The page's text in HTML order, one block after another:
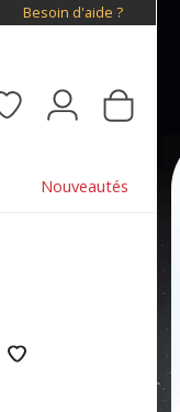
Besoin d'aide ?
Nouveautés